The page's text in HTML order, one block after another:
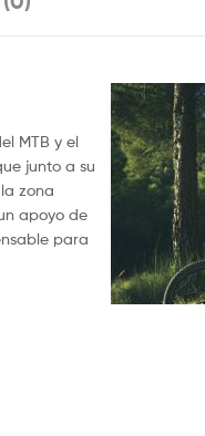
p
MTB y el
junto a su
zona
apoyo de
para